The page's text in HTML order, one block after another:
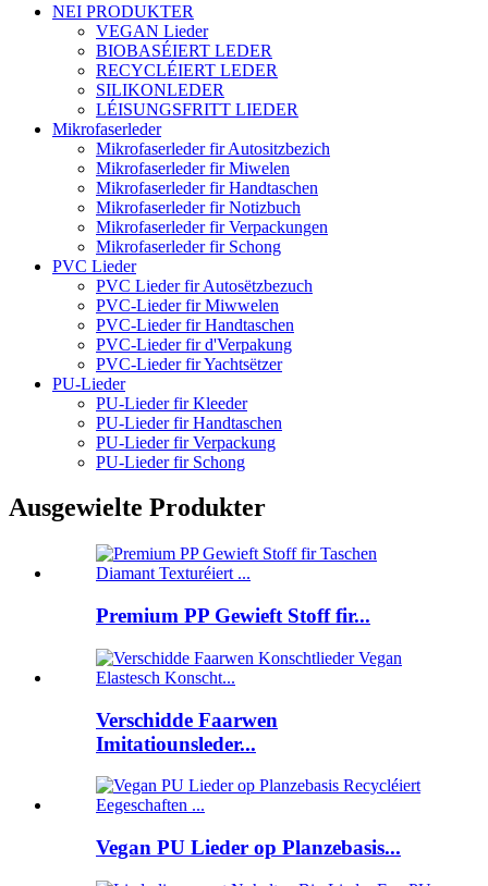
NEI PRODUKTER
VEGAN Lieder
BIOBASÉIERT LEDER
RECYCLÉIERT LEDER
SILIKONLEDER
LÉISUNGSFRITT LIEDER
Mikrofaserleder
Mikrofaserleder fir Autositzbezich
Mikrofaserleder fir Miwelen
Mikrofaserleder fir Handtaschen
Mikrofaserleder fir Notizbuch
Mikrofaserleder fir Verpackungen
Mikrofaserleder fir Schong
PVC Lieder
PVC Lieder fir Autosëtzbezuch
PVC-Lieder fir Miwwelen
PVC-Lieder fir Handtaschen
PVC-Lieder fir d'Verpakung
PVC-Lieder fir Yachtsëtzer
PU-Lieder
PU-Lieder fir Kleeder
PU-Lieder fir Handtaschen
PU-Lieder fir Verpackung
PU-Lieder fir Schong
Ausgewielte Produkter
Premium PP Gewieft Stoff fir...
Verschidde Faarwen
Imitatiounsleder...
Vegan PU Lieder op Planzebasis...